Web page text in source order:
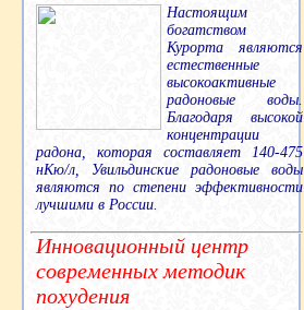
Настоящим
богатством
Курорта являются
естественные
высокоактивные
радоновые воды.
Благодаря высокой
концентрации
радона, которая составляет 140-475
нКю/л, Увильдинские радоновые воды
являются по степени эффективности
лучшими в России.
Инновационный центр
современных методик
похудения